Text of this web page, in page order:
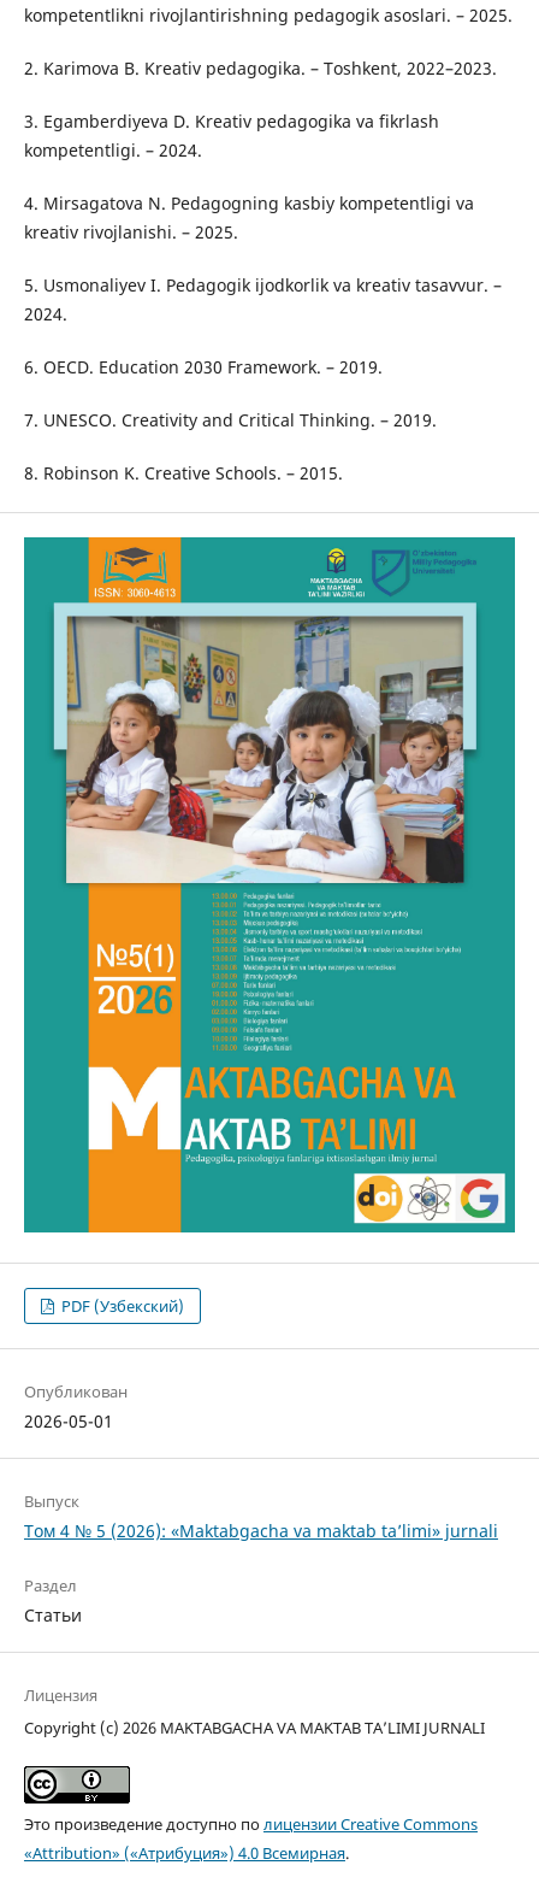
kompetentlikni rivojlantirishning pedagogik asoslari. – 2025.
2. Karimova B. Kreativ pedagogika. – Toshkent, 2022–2023.
3. Egamberdiyeva D. Kreativ pedagogika va fikrlash
kompetentligi. – 2024.
4. Mirsagatova N. Pedagogning kasbiy kompetentligi va
kreativ rivojlanishi. – 2025.
5. Usmonaliyev I. Pedagogik ijodkorlik va kreativ tasavvur. –
2024.
6. OECD. Education 2030 Framework. – 2019.
7. UNESCO. Creativity and Critical Thinking. – 2019.
8. Robinson K. Creative Schools. – 2015.
PDF (Узбекский)
Опубликован
2026-05-01
Выпуск
Том 4 № 5 (2026): «Maktabgacha va maktab ta’limi» jurnali
Раздел
Статьи
Лицензия
Copyright (c) 2026 MAKTABGACHA VA MAKTAB TA’LIMI JURNALI
Это произведение доступно полицензии Creative Commons
«Attribution» («Атрибуция») 4.0 Всемирная.